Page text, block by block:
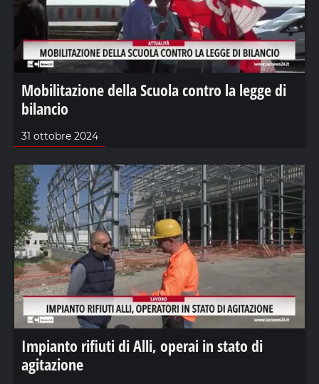
Mobilitazione della Scuola contro la legge di
bilancio
31 ottobre 2024
Impianto rifiuti di Alli, operai in stato di
agitazione